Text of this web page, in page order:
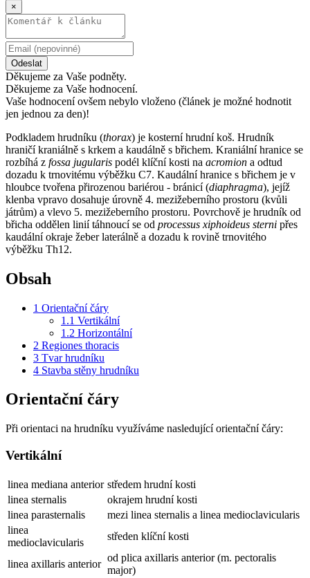
×
Odeslat
Děkujeme za Vaše podněty.
Děkujeme za Vaše hodnocení.
Vaše hodnocení ovšem nebylo vloženo (článek je možné hodnotit
jen jednou za den)!
Podkladem hrudníku (thorax) je kosterní hrudní koš. Hrudník
hraničí kraniálně s krkem a kaudálně s břichem. Kraniální hranice se
rozbíhá z fossa jugularis podél klíční kosti na acromion a odtud
dozadu k trnovitému výběžku C7. Kaudální hranice s břichem je v
hloubce tvořena přirozenou bariérou - bránicí (diaphragma), jejíž
klenba vpravo dosahuje úrovně 4. mezižeberního prostoru (kvůli
játrům) a vlevo 5. mezižeberního prostoru. Povrchově je hrudník od
břicha oddělen linií táhnoucí se od processus xiphoideus sterni přes
kaudální okraje žeber laterálně a dozadu k rovině trnovitého
výběžku Th12.
Obsah
1 Orientační čáry
1.1 Vertikální
1.2 Horizontální
2 Regiones thoracis
3 Tvar hrudníku
4 Stavba stěny hrudníku
Orientační čáry
Při orientaci na hrudníku využíváme nasledující orientační čáry:
Vertikální
linea mediana anterior středem hrudní kosti
linea sternalis
okrajem hrudní kosti
linea parasternalis
mezi linea sternalis a linea medioclavicularis
linea
medioclavicularis
středen klíční kosti
linea axillaris anterior
od plica axillaris anterior (m. pectoralis
major)